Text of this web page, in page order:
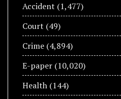
Accident (1,477)
Court (49)
Crime (4,894)
E-paper (10,020)
Health (144)